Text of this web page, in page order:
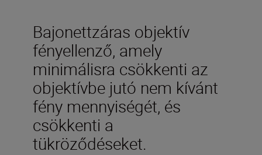
Bajonettzáras objektív
fényellenző, amely
minimálisra csökkenti az
objektívbe jutó nem kívánt
fény mennyiségét, és
csökkenti a
tükröződéseket.